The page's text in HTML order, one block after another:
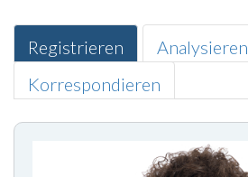
Registrieren
Analysieren
Korrespondieren